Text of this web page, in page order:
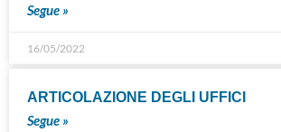
Segue »
16/05/2022
ARTICOLAZIONE DEGLI UFFICI
Segue »